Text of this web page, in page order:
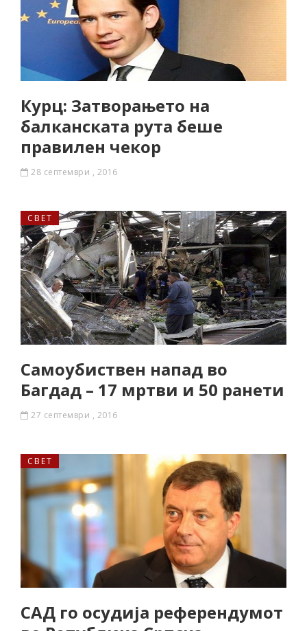
Курц: Затворањето на
балканската рута беше
правилен чекор
28 септември , 2016
СВЕТ
Самоубиствен напад во
Багдад – 17 мртви и 50 ранети
27 септември , 2016
СВЕТ
САД го осудија референдумот